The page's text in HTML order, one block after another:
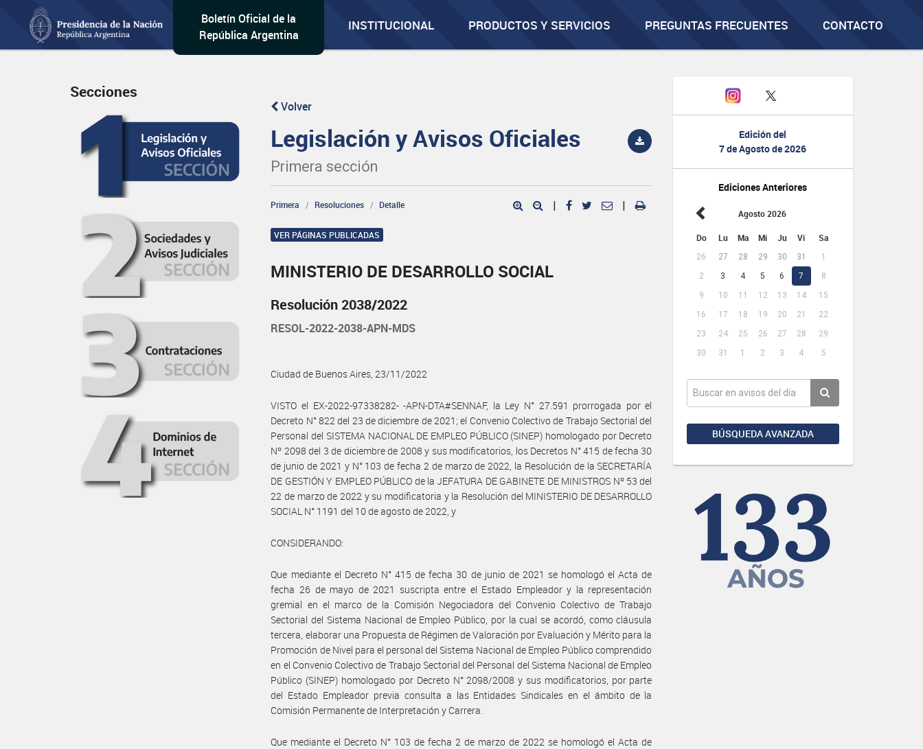
Boletín Oficial de la
República Argentina
INSTITUCIONAL PRODUCTOS Y SERVICIOS PREGUNTAS FRECUENTES CONTACTO
Edición del
7 de Agosto de 2026
Ediciones Anteriores
Agosto 2026
Do Lu Ma Mi Ju Vi Sa
26 27 28 29 30 31
1
2
3 4 5 6 7
8
9
10 11 12 13 14
15
16
17 18 19 20 21
22
23
24 25 26 27 28
29
30
31 1 2 3 4 5
BÚSQUEDA AVANZADA
Secciones
Volver
Legislación y Avisos Oficiales
Primera sección
Primera Resoluciones Detalle | |
VER PÁGINAS PUBLICADAS
MINISTERIO DE DESARROLLO SOCIAL
Resolución 2038/2022
RESOL-2022-2038-APN-MDS
Ciudad de Buenos Aires, 23/11/2022
VISTO el EX-2022-97338282- -APN-DTA#SENNAF, la Ley N° 27.591 prorrogada por el
Decreto N° 822 del 23 de diciembre de 2021; el Convenio Colectivo de Trabajo Sectorial del
Personal del SISTEMA NACIONAL DE EMPLEO PÚBLICO (SINEP) homologado por Decreto
Nº 2098 del 3 de diciembre de 2008 y sus modificatorios, los Decretos N° 415 de fecha 30
de junio de 2021 y N° 103 de fecha 2 de marzo de 2022, la Resolución de la SECRETARÍA
DE GESTIÓN Y EMPLEO PÚBLICO de la JEFATURA DE GABINETE DE MINISTROS Nº 53 del
22 de marzo de 2022 y su modificatoria y la Resolución del MINISTERIO DE DESARROLLO
SOCIAL N° 1191 del 10 de agosto de 2022, y
CONSIDERANDO:
Que mediante el Decreto N° 415 de fecha 30 de junio de 2021 se homologó el Acta de
fecha 26 de mayo de 2021 suscripta entre el Estado Empleador y la representación
gremial en el marco de la Comisión Negociadora del Convenio Colectivo de Trabajo
Sectorial del Sistema Nacional de Empleo Público, por la cual se acordó, como cláusula
tercera, elaborar una Propuesta de Régimen de Valoración por Evaluación y Mérito para la
Promoción de Nivel para el personal del Sistema Nacional de Empleo Público comprendido
en el Convenio Colectivo de Trabajo Sectorial del Personal del Sistema Nacional de Empleo
Público (SINEP) homologado por Decreto N° 2098/2008 y sus modificatorios, por parte
del Estado Empleador previa consulta a las Entidades Sindicales en el ámbito de la
Comisión Permanente de Interpretación y Carrera.
Que mediante el Decreto N° 103 de fecha 2 de marzo de 2022 se homologó el Acta de